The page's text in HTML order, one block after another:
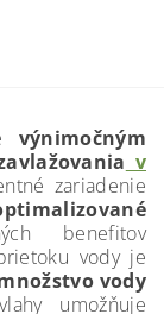
výnimočným
v
zariadenie
benefitov
vody je
vody
umožňuje